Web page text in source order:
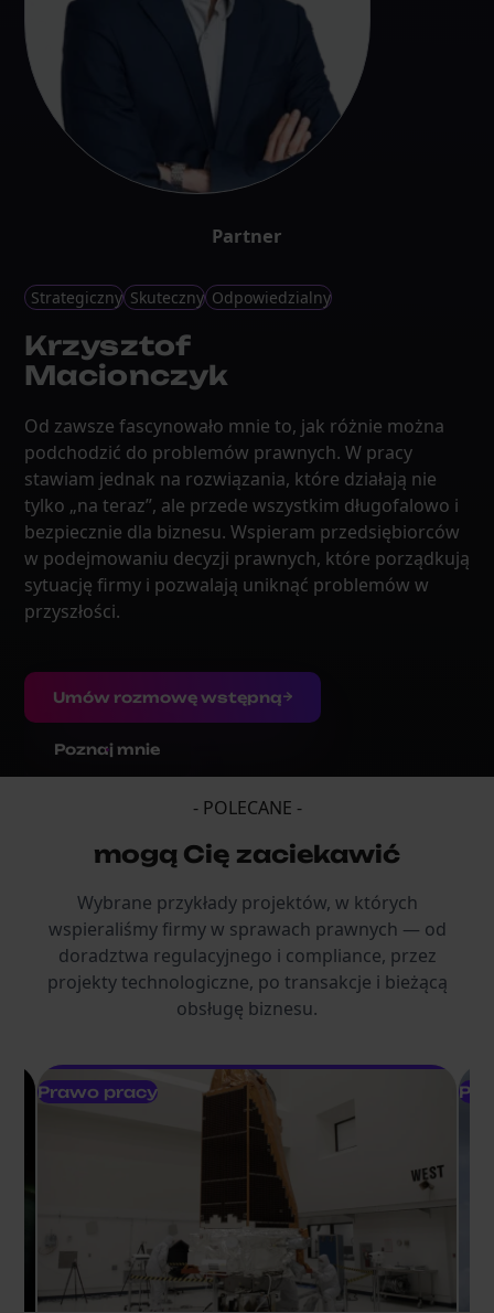
Partner
Strategiczny Skuteczny Odpowiedzialny
Krzysztof
Macionczyk
Od zawsze fascynowało mnie to, jak różnie można
podchodzić do problemów prawnych. W pracy
stawiam jednak na rozwiązania, które działają nie
tylko „na teraz”, ale przede wszystkim długofalowo i
bezpiecznie dla biznesu. Wspieram przedsiębiorców
w podejmowaniu decyzji prawnych, które porządkują
sytuację firmy i pozwalają uniknąć problemów w
przyszłości.
Umów rozmowę wstępną
Poznaj mnie
- POLECANE -
mogą Cię zaciekawić
Wybrane przykłady projektów, w których
wspieraliśmy firmy w sprawach prawnych — od
doradztwa regulacyjnego i compliance, przez
projekty technologiczne, po transakcje i bieżącą
obsługę biznesu.
Prawo pracy